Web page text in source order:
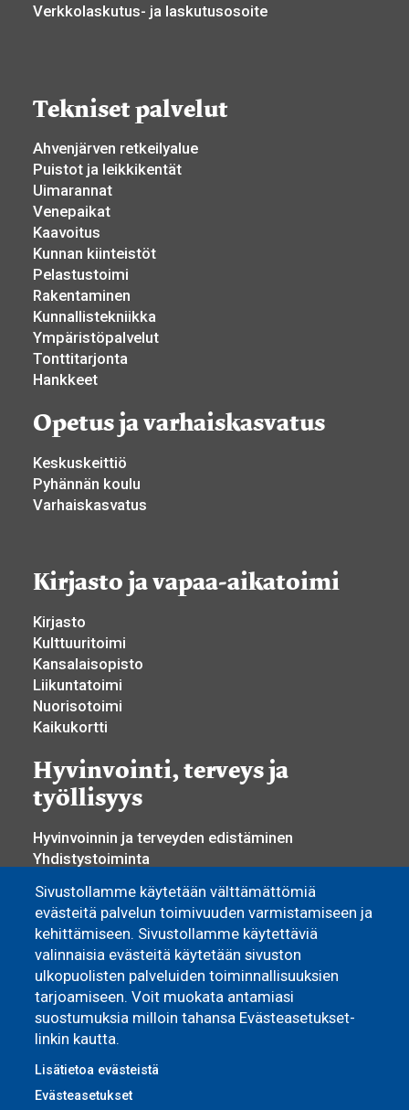
Sivustollamme käytetään välttämättömiä
evästeitä palvelun toimivuuden varmistamiseen ja
kehittämiseen. Sivustollamme käytettäviä
valinnaisia evästeitä käytetään sivuston
ulkopuolisten palveluiden toiminnallisuuksien
tarjoamiseen. Voit muokata antamiasi
suostumuksia milloin tahansa Evästeasetukset-
linkin kautta.
Lisätietoa evästeistä
Evästeasetukset
Verkkolaskutus- ja laskutusosoite
Tekniset palvelut
Ahvenjärven retkeilyalue
Puistot ja leikkikentät
Uimarannat
Venepaikat
Kaavoitus
Kunnan kiinteistöt
Pelastustoimi
Rakentaminen
Kunnallistekniikka
Ympäristöpalvelut
Tonttitarjonta
Hankkeet
Opetus ja varhaiskasvatus
Keskuskeittiö
Pyhännän koulu
Varhaiskasvatus
Kirjasto ja vapaa-aikatoimi
Kirjasto
Kulttuuritoimi
Kansalaisopisto
Liikuntatoimi
Nuorisotoimi
Kaikukortti
Hyvinvointi, terveys ja
työllisyys
Hyvinvoinnin ja terveyden edistäminen
Yhdistystoiminta
Sosiaali- ja terveyspalvelut
Työllisyyspalvelut
Yrittäjyys ja elinkeino
Asuminen
Pyhännän Monitoimitalo
Omakoti- ja vapaa-ajan asuminen
Vuokra-asunnot